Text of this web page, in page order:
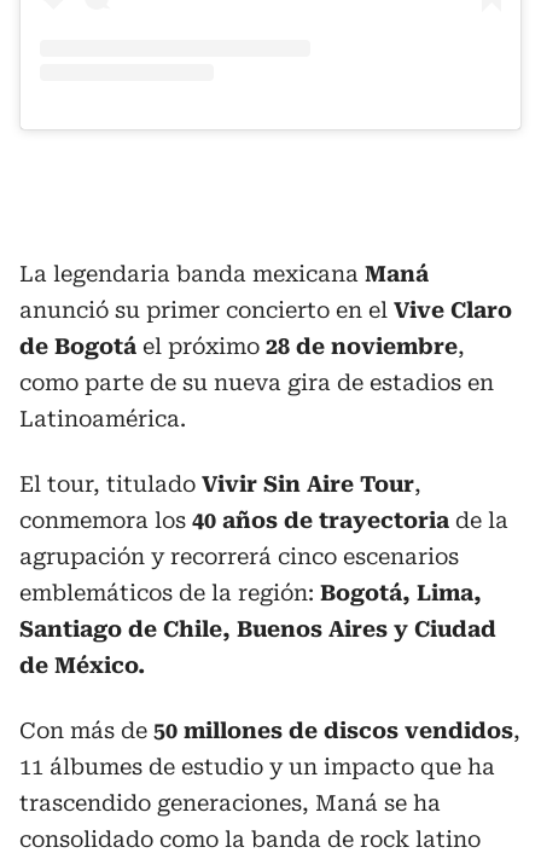
La legendaria banda mexicana Maná
anunció su primer concierto en el Vive Claro
de Bogotá el próximo 28 de noviembre,
como parte de su nueva gira de estadios en
Latinoamérica.
El tour, titulado Vivir Sin Aire Tour,
conmemora los 40 años de trayectoria de la
agrupación y recorrerá cinco escenarios
emblemáticos de la región: Bogotá, Lima,
Santiago de Chile, Buenos Aires y Ciudad
de México.
Con más de 50 millones de discos vendidos,
11 álbumes de estudio y un impacto que ha
trascendido generaciones, Maná se ha
consolidado como la banda de rock latino